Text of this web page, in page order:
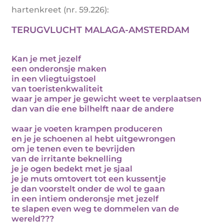
hartenkreet (nr. 59.226):
TERUGVLUCHT MALAGA-AMSTERDAM
Kan je met jezelf
een onderonsje maken
in een vliegtuigstoel
van toeristenkwaliteit
waar je amper je gewicht weet te verplaatsen
dan van die ene bilhelft naar de andere
waar je voeten krampen produceren
en je je schoenen al hebt uitgewrongen
om je tenen even te bevrijden
van de irritante beknelling
je je ogen bedekt met je sjaal
je je muts omtovert tot een kussentje
je dan voorstelt onder de wol te gaan
in een intiem onderonsje met jezelf
te slapen even weg te dommelen van de
wereld???